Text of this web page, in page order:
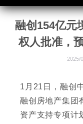
融创154亿元
权人批准，
2025/
1月21日，融创
融创房地产集团
资产支持专项计